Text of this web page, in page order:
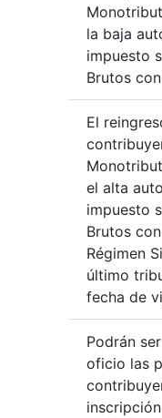
la baja
impuesto
Brutos
El
el alta
impuesto
Brutos
Régimen
último
fecha de
Podrán
oficio las